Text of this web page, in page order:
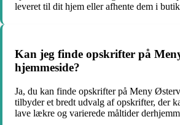
leveret til dit hjem eller afhente dem i
Kan jeg finde opskrifter på
hjemmeside?
Ja, du kan finde opskrifter på Meny
tilbyder et bredt udvalg af opskrifter, der
lave lækre og varierede måltider